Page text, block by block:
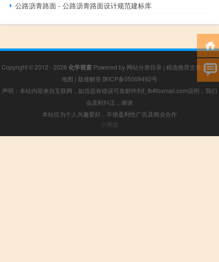
公路沥青路面 - 公路沥青路面设计规范建标库
Copyright © 2012 - 2026 化学视窗 Powered by 网站分类目录 | 精选推荐文章 |网站
地图 | 疑难解答 陕ICP备05009492号
声明：本站内容来自互联网，如信息有错误可发邮件到f_fb#foxmail.com说明，我们
会及时纠正，谢谢
本站仅为个人兴趣爱好，不接盈利性广告及商业合作
小男孩